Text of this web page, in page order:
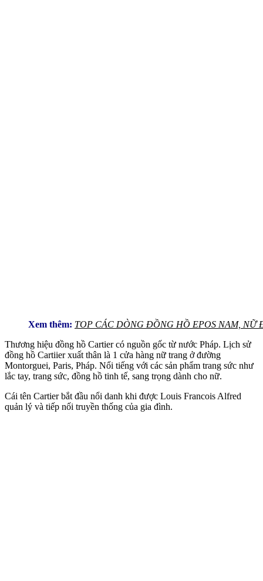
Xem thêm: TOP CÁC DÒNG ĐỒNG HỒ EPOS NAM, NỮ
Thương hiệu đồng hồ Cartier có nguồn gốc từ nước Pháp. Lịch sử
đồng hồ Cartiier xuất thân là 1 cửa hàng nữ trang ở đường
Montorguei, Paris, Pháp. Nổi tiếng với các sản phẩm trang sức như
lắc tay, trang sức, đồng hồ tinh tế, sang trọng dành cho nữ.
Cái tên Cartier bắt đầu nổi danh khi được Louis Francois Alfred
quản lý và tiếp nối truyền thống của gia đình.